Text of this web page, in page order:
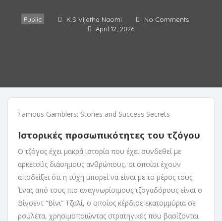
Public K.S Vijetha Naomi
No Comments
April 12, 2026
Famous Gamblers: Stories and Success Secrets
Ιστορικές προσωπικότητες του τζόγου
Ο τζόγος έχει μακρά ιστορία που έχει συνδεθεί με
αρκετούς διάσημους ανθρώπους, οι οποίοι έχουν
αποδείξει ότι η τύχη μπορεί να είναι με το μέρος τους.
Ένας από τους πιο αναγνωρίσιμους τζογαδόρους είναι ο
Βίνσεντ “Βίνι” Τζαλί, ο οποίος κέρδισε εκατομμύρια σε
ρουλέτα, χρησιμοποιώντας στρατηγικές που βασίζονται